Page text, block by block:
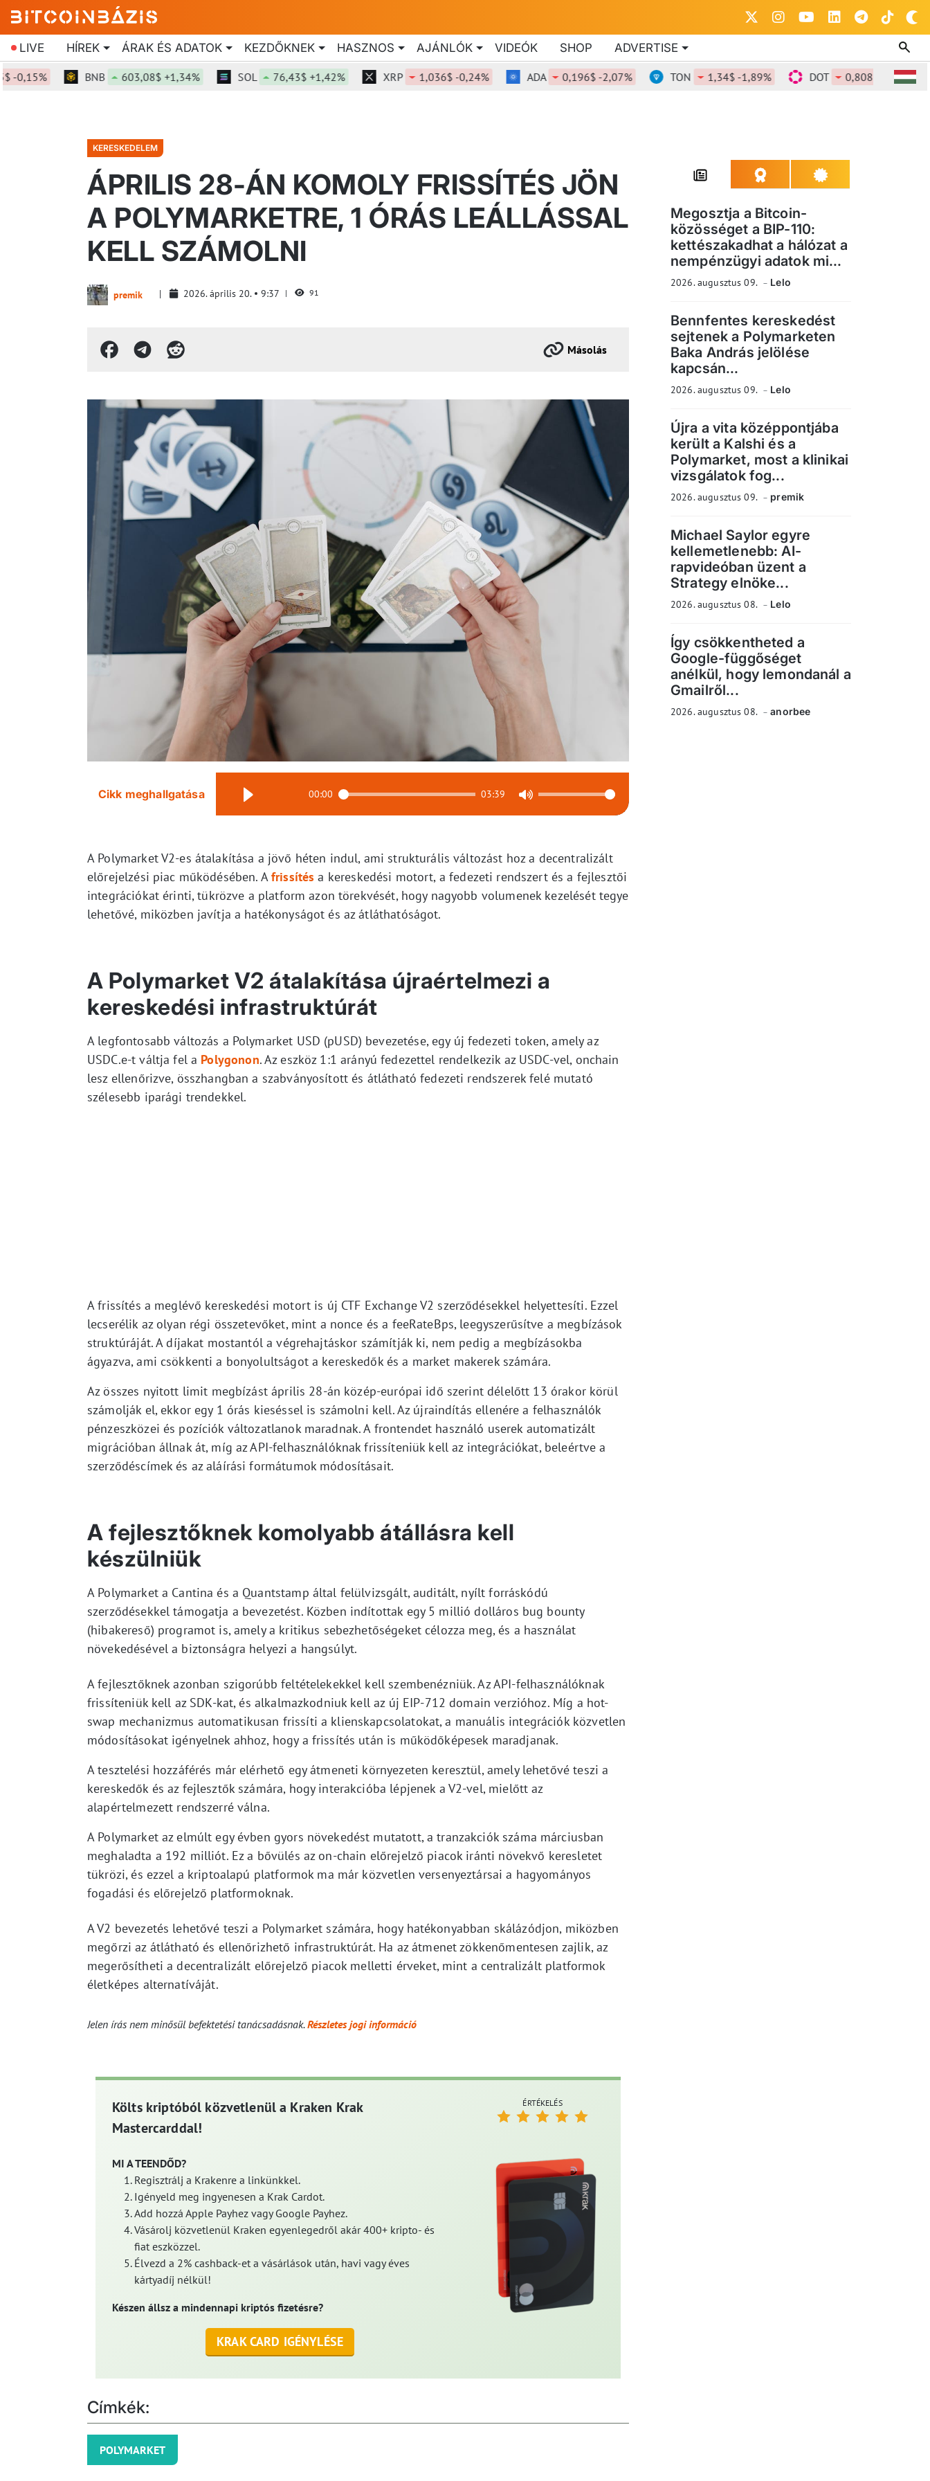
LIVE HÍREK ÁRAK ÉS ADATOK KEZDŐKNEK HASZNOS AJÁNLÓK VIDEÓK SHOP ADVERTISE
BNB 603,08$ +1,34% SOL 76,43$ +1,42% XRP 1,036$ -0,24% ADA 0,196$ -2,07% TON 1,34$ -1,89% DOT 0,808$ -1,6%
KERESKEDELEM
ÁPRILIS 28-ÁN KOMOLY FRISSÍTÉS JÖN
A POLYMARKETRE, 1 ÓRÁS LEÁLLÁSSAL
KELL SZÁMOLNI
premik 2026. április 20. 9:37 91
Másolás
Cikk meghallgatása 00:00 03:39
A Polymarket V2-es átalakítása a jövő héten indul, ami strukturális változást hoz a decentralizált
előrejelzési piac működésében. Afrissítés a kereskedési motort, a fedezeti rendszert és a fejlesztői
integrációkat érinti, tükrözve a platform azon törekvését, hogy nagyobb volumenek kezelését tegye
lehetővé, miközben javítja a hatékonyságot és az átláthatóságot.
A Polymarket V2 átalakítása újraértelmezi a
kereskedési infrastruktúrát
A legfontosabb változás a Polymarket USD (pUSD) bevezetése, egy új fedezeti token, amely az
USDC.e-t váltja fel a Polygonon. Az eszköz 1:1 arányú fedezettel rendelkezik az USDC-vel, onchain
lesz ellenőrizve, összhangban a szabványosított és átlátható fedezeti rendszerek felé mutató
szélesebb iparági trendekkel.
A frissítés a meglévő kereskedési motort is új CTF Exchange V2 szerződésekkel helyettesíti. Ezzel
lecserélik az olyan régi összetevőket, mint a nonce és a feeRateBps, leegyszerűsítve a megbízások
struktúráját. A díjakat mostantól a végrehajtáskor számítják ki, nem pedig a megbízásokba
ágyazva, ami csökkenti a bonyolultságot a kereskedők és a market makerek számára.
Az összes nyitott limit megbízást április 28-án közép-európai idő szerint délelőtt 13 órakor körül
számolják el, ekkor egy 1 órás kieséssel is számolni kell. Az újraindítás ellenére a felhasználók
pénzeszközei és pozíciók változatlanok maradnak. A frontendet használó userek automatizált
migrációban állnak át, míg az API-felhasználóknak frissíteniük kell az integrációkat, beleértve a
szerződéscímek és az aláírási formátumok módosításait.
A fejlesztőknek komolyabb átállásra kell
készülniük
A Polymarket a Cantina és a Quantstamp által felülvizsgált, auditált, nyílt forráskódú
szerződésekkel támogatja a bevezetést. Közben indítottak egy 5 millió dolláros bug bounty
(hibakereső) programot is, amely a kritikus sebezhetőségeket célozza meg, és a használat
növekedésével a biztonságra helyezi a hangsúlyt.
A fejlesztőknek azonban szigorúbb feltételekekkel kell szembenézniük. Az API-felhasználóknak
frissíteniük kell az SDK-kat, és alkalmazkodniuk kell az új EIP-712 domain verzióhoz. Míg a hot-
swap mechanizmus automatikusan frissíti a klienskapcsolatokat, a manuális integrációk közvetlen
módosításokat igényelnek ahhoz, hogy a frissítés után is működőképesek maradjanak.
A tesztelési hozzáférés már elérhető egy átmeneti környezeten keresztül, amely lehetővé teszi a
kereskedők és az fejlesztők számára, hogy interakcióba lépjenek a V2-vel, mielőtt az
alapértelmezett rendszerré válna.
A Polymarket az elmúlt egy évben gyors növekedést mutatott, a tranzakciók száma márciusban
meghaladta a 192 milliót. Ez a bővülés az on-chain előrejelző piacok iránti növekvő keresletet
tükrözi, és ezzel a kriptoalapú platformok ma már közvetlen versenyeztársai a hagyományos
fogadási és előrejelző platformoknak.
A V2 bevezetés lehetővé teszi a Polymarket számára, hogy hatékonyabban skálázódjon, miközben
megőrzi az átlátható és ellenőrizhető infrastruktúrát. Ha az átmenet zökkenőmentesen zajlik, az
megerősítheti a decentralizált előrejelző piacok melletti érveket, mint a centralizált platformok
életképes alternatíváját.
Jelen írás nem minősül befektetési tanácsadásnak.Részletes jogi információ
Költs kriptóból közvetlenül a Kraken Krak
Mastercarddal!
MI A TEENDŐD?
Regisztrálj a Krakenre a linkünkkel.
Igényeld meg ingyenesen a Krak Cardot.
Add hozzá Apple Payhez vagy Google Payhez.
Vásárolj közvetlenül Kraken egyenlegedről akár 400+ kripto- és
fiat eszközzel.
Élvezd a 2% cashback-et a vásárlások után, havi vagy éves
kártyadíj nélkül!
Készen állsz a mindennapi kriptós fizetésre?
KRAK CARD IGÉNYLÉSE
ÉRTÉKELÉS
Címkék:
POLYMARKET
Megosztja a Bitcoin-
közösséget a BIP-110:
kettészakadhat a hálózat a
nempénzügyi adatok mi...
2026. augusztus 09. Lelo
Bennfentes kereskedést
sejtenek a Polymarketen
Baka András jelölése
kapcsán...
2026. augusztus 09. Lelo
Újra a vita középpontjába
került a Kalshi és a
Polymarket, most a klinikai
vizsgálatok fog...
2026. augusztus 09. premik
Michael Saylor egyre
kellemetlenebb: AI-
rapvideóban üzent a
Strategy elnöke...
2026. augusztus 08. Lelo
Így csökkentheted a
Google-függőséget
anélkül, hogy lemondanál a
Gmailről...
2026. augusztus 08. anorbee